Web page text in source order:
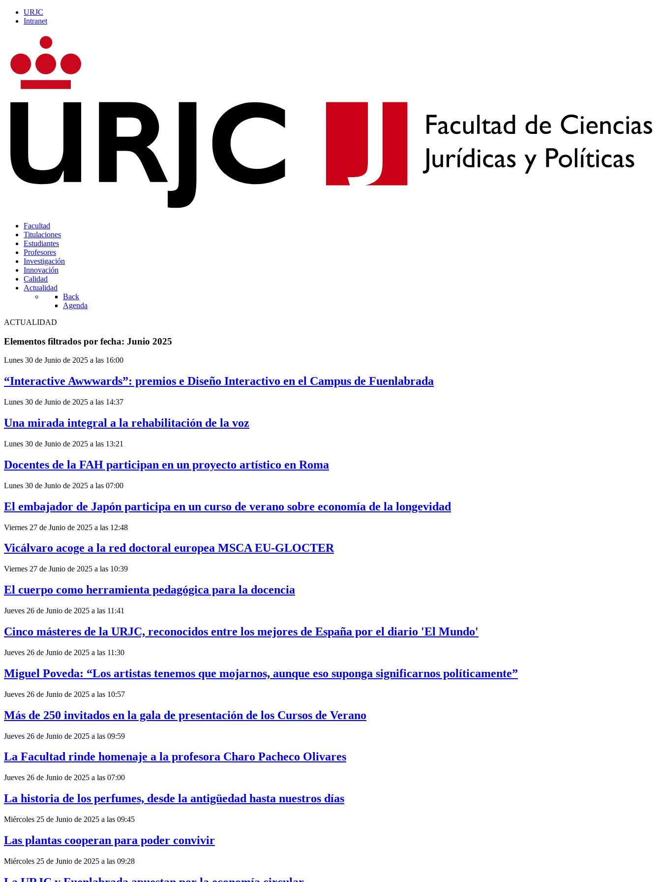
URJC
Intranet
Facultad
Titulaciones
Estudiantes
Profesores
Investigación
Innovación
Calidad
Actualidad
Back
Agenda
ACTUALIDAD
Elementos filtrados por fecha: Junio 2025
Lunes 30 de Junio de 2025 a las 16:00
“Interactive Awwwards”: premios e Diseño Interactivo en el Campus de Fuenlabrada
Lunes 30 de Junio de 2025 a las 14:37
Una mirada integral a la rehabilitación de la voz
Lunes 30 de Junio de 2025 a las 13:21
Docentes de la FAH participan en un proyecto artístico en Roma
Lunes 30 de Junio de 2025 a las 07:00
El embajador de Japón participa en un curso de verano sobre economía de la longevidad
Viernes 27 de Junio de 2025 a las 12:48
Vicálvaro acoge a la red doctoral europea MSCA EU-GLOCTER
Viernes 27 de Junio de 2025 a las 10:39
El cuerpo como herramienta pedagógica para la docencia
Jueves 26 de Junio de 2025 a las 11:41
Cinco másteres de la URJC, reconocidos entre los mejores de España por el diario 'El Mundo'
Jueves 26 de Junio de 2025 a las 11:30
Miguel Poveda: “Los artistas tenemos que mojarnos, aunque eso suponga significarnos políticamente”
Jueves 26 de Junio de 2025 a las 10:57
Más de 250 invitados en la gala de presentación de los Cursos de Verano
Jueves 26 de Junio de 2025 a las 09:59
La Facultad rinde homenaje a la profesora Charo Pacheco Olivares
Jueves 26 de Junio de 2025 a las 07:00
La historia de los perfumes, desde la antigüedad hasta nuestros días
Miércoles 25 de Junio de 2025 a las 09:45
Las plantas cooperan para poder convivir
Miércoles 25 de Junio de 2025 a las 09:28